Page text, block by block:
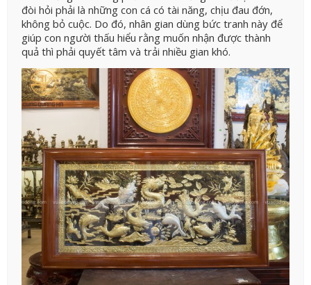
đòi hỏi phải là những con cá có tài năng, chịu đau đớn,
không bỏ cuộc. Do đó, nhân gian dùng bức tranh này để
giúp con người thấu hiểu rằng muốn nhận được thành
quả thì phải quyết tâm và trải nhiều gian khó.